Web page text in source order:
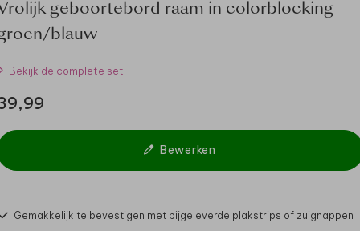
geboortebord raam in colorblocking
blauw
Bekijk de complete set
Bewerken
Gemakkelijk te bevestigen met bijgeleverde plakstrips of zuignappen